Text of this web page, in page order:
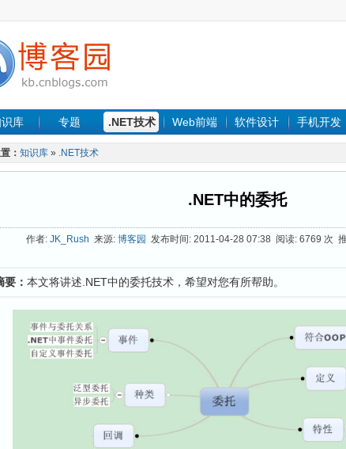
库 专题 .NET技术 Web前端 软件设计 手机开发
： 知识库 » .NET技术
.NET中的委托
作者: JK_Rush 来源: 博客园 发布时间: 2011-04-28 07:38 阅读: 6769 次
要： 本文将讲述.NET中的委托技术，希望对您有所帮助。